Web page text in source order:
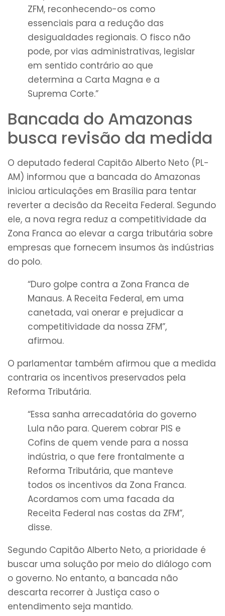
ZFM, reconhecendo-os como
essenciais para a redução das
desigualdades regionais. O fisco não
pode, por vias administrativas, legislar
em sentido contrário ao que
determina a Carta Magna e a
Suprema Corte.”
Bancada do Amazonas
busca revisão da medida
O deputado federal Capitão Alberto Neto (PL-
AM) informou que a bancada do Amazonas
iniciou articulações em Brasília para tentar
reverter a decisão da Receita Federal. Segundo
ele, a nova regra reduz a competitividade da
Zona Franca ao elevar a carga tributária sobre
empresas que fornecem insumos às indústrias
do polo.
“Duro golpe contra a Zona Franca de
Manaus. A Receita Federal, em uma
canetada, vai onerar e prejudicar a
competitividade da nossa ZFM”,
afirmou.
O parlamentar também afirmou que a medida
contraria os incentivos preservados pela
Reforma Tributária.
“Essa sanha arrecadatória do governo
Lula não para. Querem cobrar PIS e
Cofins de quem vende para a nossa
indústria, o que fere frontalmente a
Reforma Tributária, que manteve
todos os incentivos da Zona Franca.
Acordamos com uma facada da
Receita Federal nas costas da ZFM”,
disse.
Segundo Capitão Alberto Neto, a prioridade é
buscar uma solução por meio do diálogo com
o governo. No entanto, a bancada não
descarta recorrer à Justiça caso o
entendimento seja mantido.